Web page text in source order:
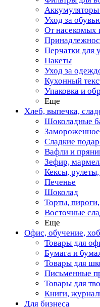
Аккумуляторы
Уход за
От насекомых
Перчатки для
Пакеты
Уход за
Кухонный
Упаковка и
Еще
Хлеб, выпечка,
Шоколадные
Сладкие
Вафли и
Зефир,
Кексы,
Печенье
Шоколад
Торты,
Восточные
Еще
Офис, обучение,
Товары для
Бумага и
Товары для
Письменные
Товары для
Книги,
Для бизнеса